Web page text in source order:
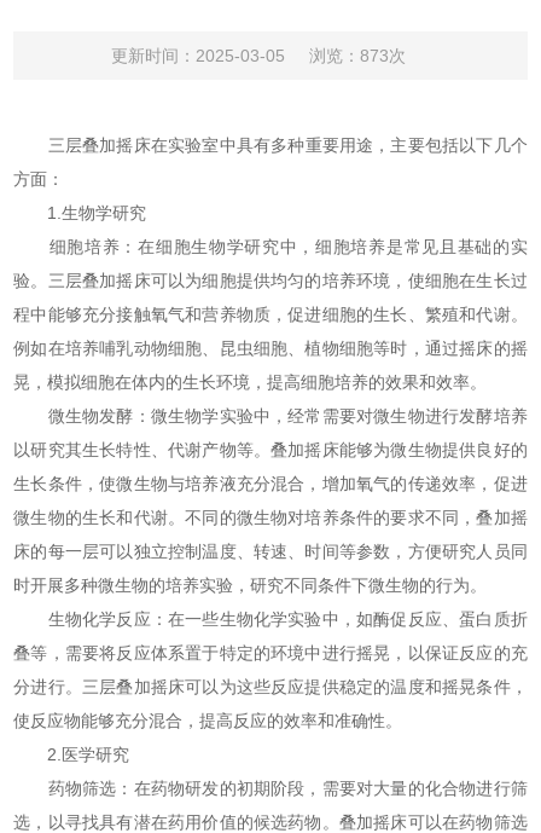
更新时间：2025-03-05 浏览：873次
三层叠加摇床在实验室中具有多种重要用途，主要包括以下几个
方面：
1.生物学研究
细胞培养：在细胞生物学研究中，细胞培养是常见且基础的实
验。三层叠加摇床可以为细胞提供均匀的培养环境，使细胞在生长过
程中能够充分接触氧气和营养物质，促进细胞的生长、繁殖和代谢。
例如在培养哺乳动物细胞、昆虫细胞、植物细胞等时，通过摇床的摇
晃，模拟细胞在体内的生长环境，提高细胞培养的效果和效率。
微生物发酵：微生物学实验中，经常需要对微生物进行发酵培养
以研究其生长特性、代谢产物等。叠加摇床能够为微生物提供良好的
生长条件，使微生物与培养液充分混合，增加氧气的传递效率，促进
微生物的生长和代谢。不同的微生物对培养条件的要求不同，叠加摇
床的每一层可以独立控制温度、转速、时间等参数，方便研究人员同
时开展多种微生物的培养实验，研究不同条件下微生物的行为。
生物化学反应：在一些生物化学实验中，如酶促反应、蛋白质折
叠等，需要将反应体系置于特定的环境中进行摇晃，以保证反应的充
分进行。三层叠加摇床可以为这些反应提供稳定的温度和摇晃条件，
使反应物能够充分混合，提高反应的效率和准确性。
2.医学研究
药物筛选：在药物研发的初期阶段，需要对大量的化合物进行筛
选，以寻找具有潜在药用价值的候选药物。叠加摇床可以在药物筛选